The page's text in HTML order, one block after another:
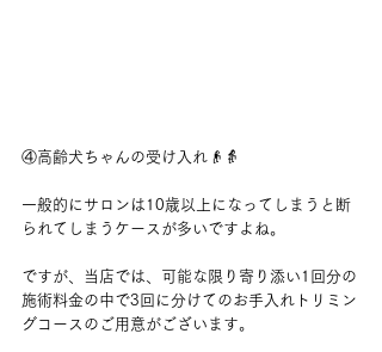
④高齢犬ちゃんの受け入れ👴👵
一般的にサロンは10歳以上になってしまうと断
られてしまうケースが多いですよね。
ですが、当店では、可能な限り寄り添い1回分の
施術料金の中で3回に分けてのお手入れトリミン
グコースのご用意がございます。